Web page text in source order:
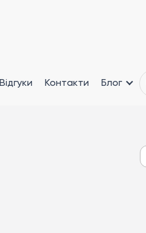
Відгуки Контакти Блог